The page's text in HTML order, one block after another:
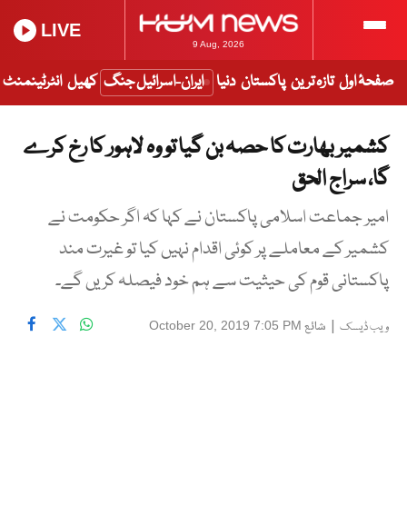
9 Aug, 2026
LIVE
صفحۂ اول تازہ ترین پاکستان دنیا ایران-اسرائیل جنگ کھیل انٹرٹینمنٹ
کشمیر بھارت کا حصہ بن گیا تو وہ لاہور کا رخ کرے
گا، سراج الحق
امیر جماعت اسلامی پاکستان نے کہا کہ اگر حکومت نے
کشمیر کے معاملے پر کوئی اقدام نہیں کیا تو غیرت مند
پاکستانی قوم کی حیثیت سے ہم خود فیصلہ کریں گے۔
ویب ڈیسک | شائع October 20, 2019 7:05 PM